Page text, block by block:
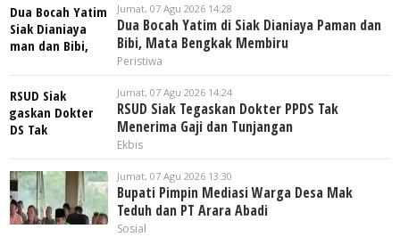
Jumat, 07 Agu 2026 14:28
Dua Bocah Yatim di Siak Dianiaya Paman dan
Bibi, Mata Bengkak Membiru
Peristiwa
Jumat, 07 Agu 2026 14:24
RSUD Siak Tegaskan Dokter PPDS Tak
Menerima Gaji dan Tunjangan
Ekbis
Jumat, 07 Agu 2026 13:30
Bupati Pimpin Mediasi Warga Desa Mak
Teduh dan PT Arara Abadi
Sosial